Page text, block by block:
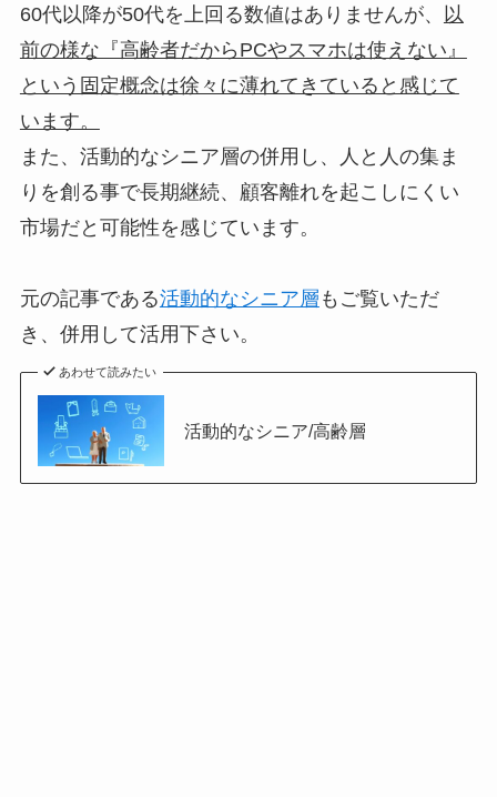
60代以降が50代を上回る数値はありませんが、
以
前の様な『高齢者だからPCやスマホは使えない』
という固定概念は徐々に薄れてきていると感じて
います。
また、活動的なシニア層の併用し、人と人の集ま
りを創る事で長期継続、顧客離れを起こしにくい
市場だと可能性を感じています。
元の記事である活動的なシニア層 もご覧いただ
き、併用して活用下さい。
あわせて読みたい
活動的なシニア/高齢層